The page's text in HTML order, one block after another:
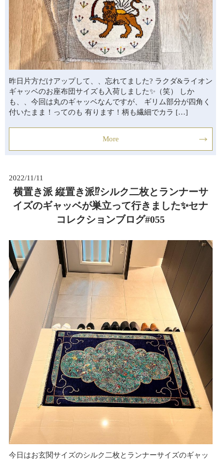
昨日片方だけアップして、、忘れてました? ラクダ&ライオン
ギャッベのお座布団サイズも入荷しました✨（笑） しか
も、、今回は丸のギャッベなんですが、 ギリム部分が四角く
付いたまま！ってのも 有ります！柄も繊細でカラ […]
More
2022/11/11
横置き派 縦置き派⁉シルク二枚とランナーサ
イズのギャッベが巣立って行きました✨セナ
コレクションブログ#055
今日はお玄関サイズのシルク二枚とランナーサイズのギャッ